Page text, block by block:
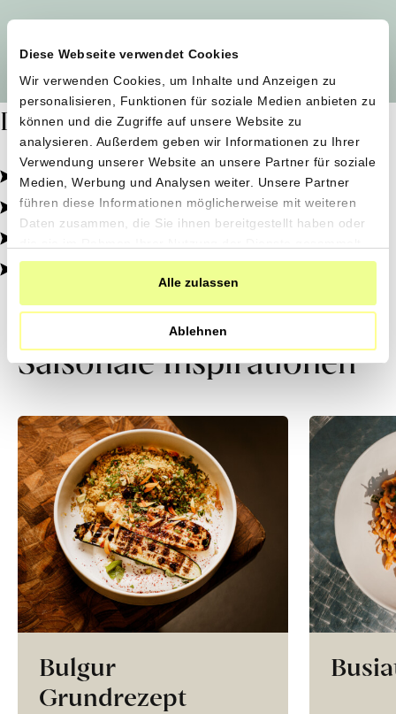
Diese Webseite verwendet Cookies
Wir verwenden Cookies, um Inhalte und Anzeigen zu
personalisieren, Funktionen für soziale Medien anbieten zu
können und die Zugriffe auf unsere Website zu
analysieren. Außerdem geben wir Informationen zu Ihrer
Verwendung unserer Website an unsere Partner für soziale
Medien, Werbung und Analysen weiter. Unsere Partner
führen diese Informationen möglicherweise mit weiteren
Daten zusammen, die Sie ihnen bereitgestellt haben oder
haben.
Alle zulassen
Ablehnen
Dafür stehen wir
Pestizidfrei angebaut, schonend verarbeitet.
Natürliche Zutaten, echter Geschmack.
Von kleinen Höfen, direkt zu dir.
100% transparent, 0% Zusatzstoffe.
Saisonale Inspirationen
Bulgur
Grundrezept